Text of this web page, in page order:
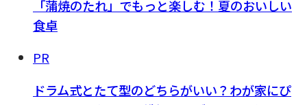
「蒲焼のたれ」でもっと楽しむ！夏のおいしい
食卓
PR
ドラム式とたて型のどちらがいい？わが家にぴ